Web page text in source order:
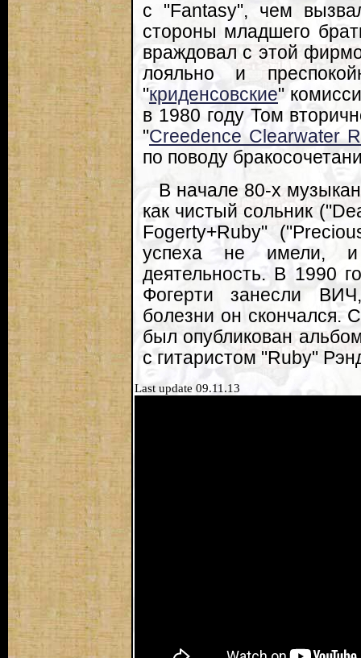
с "Fantasy", чем
стороны младшего
враждовал с этой
лояльно и
"криденсовские"
в 1980 году Том
"Creedence Clearwater
по поводу
В начале 80-х
как чистый сольник
Fogerty+Ruby"
успеха не имели, и
деятельность. В 1990
Фогерти занесли
болезни он скончался.
был опубликован
с гитаристом "Ruby"
Last update 09.11.13